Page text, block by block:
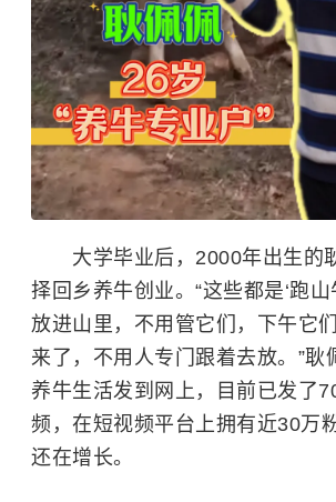
大学毕业后，2000年出生的
择回乡养牛创业。“这些都是‘跑山
放进山里，不用管它们，下午它
来了，不用人专门跟着去放。”耿
养牛生活发到网上，目前已发了
频，在短视频平台上拥有近30万
还在增长。